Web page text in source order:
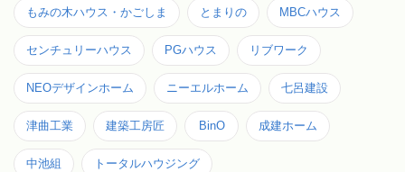
もみの木ハウス・かごしま とまりの MBCハウス
センチュリーハウス PGハウス リブワーク
NEOデザインホーム ニーエルホーム 七呂建設
津曲工業 建築工房匠 BinO 成建ホーム
中池組 トータルハウジング